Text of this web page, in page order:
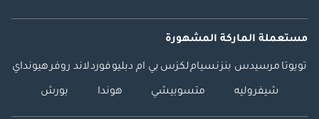
مستعملة الماركة المشهورة
تويوتا مرسيدس بنزنسياملكزس بي ام دبليوفوردلاند روفرهيونداي
شيفروليه متسوبيشي هوندا بورش